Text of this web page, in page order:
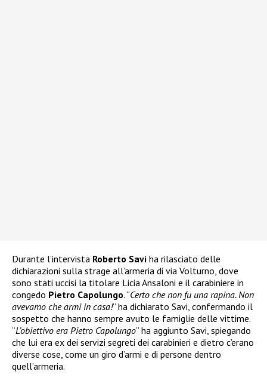
Durante l’intervista Roberto Savi ha rilasciato delle
dichiarazioni sulla strage all’armeria di via Volturno, dove
sono stati uccisi la titolare Licia Ansaloni e il carabiniere in
congedo Pietro Capolungo. “Certo che non fu una rapina. Non
avevamo che armi in casa!” ha dichiarato Savi, confermando il
sospetto che hanno sempre avuto le famiglie delle vittime.
“L’obiettivo era Pietro Capolungo” ha aggiunto Savi, spiegando
che lui era ex dei servizi segreti dei carabinieri e dietro c’erano
diverse cose, come un giro d’armi e di persone dentro
quell’armeria.